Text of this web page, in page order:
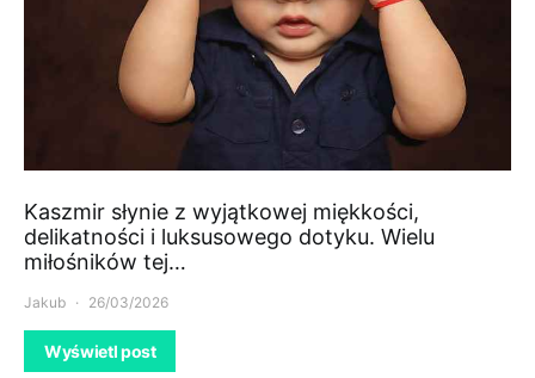
Kaszmir słynie z wyjątkowej miękkości,
delikatności i luksusowego dotyku. Wielu
miłośników tej…
Jakub 26/03/2026
Wyświetl post